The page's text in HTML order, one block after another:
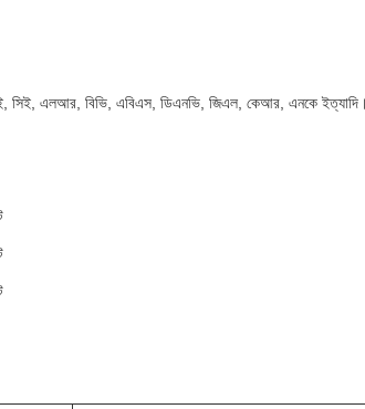
সিই, এলআর, বিভি, এবিএস, ডিএনভি, জিএল, কেআর, এনকে ইত্যাদি।